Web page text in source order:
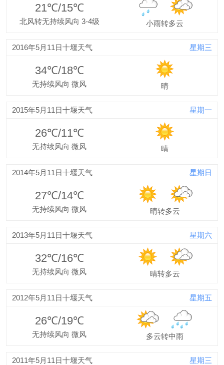
21℃/15℃
北风转无持续风向 3-4级 小雨转多云
2016年5月11日十堰天气 星期三
34℃/18℃
无持续风向 微风 晴
2015年5月11日十堰天气 星期一
26℃/11℃
无持续风向 微风 晴
2014年5月11日十堰天气 星期日
27℃/14℃
无持续风向 微风 晴转多云
2013年5月11日十堰天气 星期六
32℃/16℃
无持续风向 微风 晴转多云
2012年5月11日十堰天气 星期五
26℃/19℃
无持续风向 微风 多云转中雨
2011年5月11日十堰天气 星期三